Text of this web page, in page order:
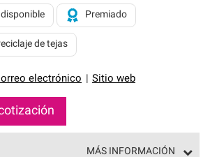
nuestra mejor garantía de
electrónico Sitio web
Premiado
de tejas
MÁS INFORMACIÓN